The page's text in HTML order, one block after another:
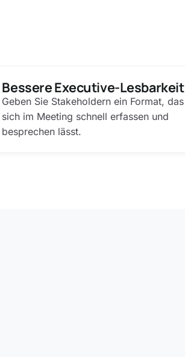
Bessere Executive-Lesbarkeit
Geben Sie Stakeholdern ein Format, das
sich im Meeting schnell erfassen und
besprechen lässt.